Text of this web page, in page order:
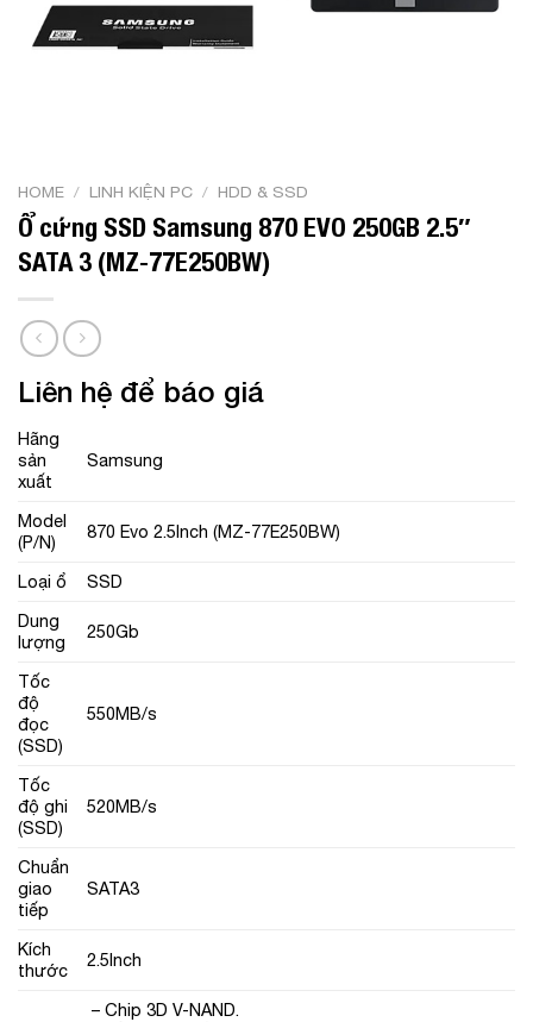
HOME / LINH KIỆN PC / HDD & SSD
Ổ cứng SSD Samsung 870 EVO 250GB 2.5″
SATA 3 (MZ-77E250BW)
Liên hệ để báo giá
Hãng
sản
xuất
Samsung
Model
(P/N)
870 Evo 2.5Inch (MZ-77E250BW)
Loại ổ
SSD
Dung
lượng
250Gb
Tốc
độ
đọc
(SSD)
550MB/s
Tốc
độ ghi
(SSD)
520MB/s
Chuẩn
giao
tiếp
SATA3
Kích
thước
2.5Inch
– Chip 3D V-NAND.